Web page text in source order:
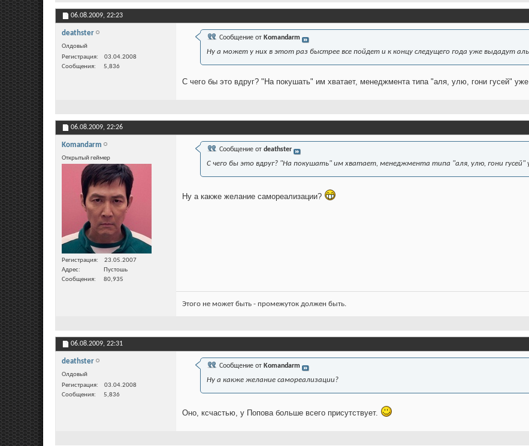
06.08.2009, 22:23
deathster
Олдовый
Регистрация
03.04.2008
Сообщения
5,836
Сообщение от Komandarm
Ну а может у них в этот раз быстрее все пойдет и к концу следущего года уже выдадут
С чего бы это вдруг? "На покушать" им хватает, менеджмента типа "аля, улю, гони гусей" уже
06.08.2009, 22:26
Komandarm
Открытый геймер
Регистрация
23.05.2007
Адрес
Пустошь
Сообщения
80,935
Сообщение от deathster
С чего бы это вдруг? "На покушать" им хватает, менеджмента типа "аля, улю, гони гусей"
Ну а какже желание самореализации?
Этого не может быть - промежуток должен быть.
06.08.2009, 22:31
deathster
Олдовый
Регистрация
03.04.2008
Сообщения
5,836
Сообщение от Komandarm
Ну а какже желание самореализации?
Оно, ксчастью, у Попова больше всего присутствует.